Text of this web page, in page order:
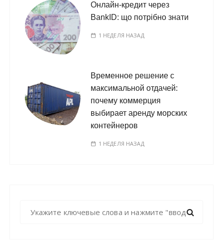
Онлайн-кредит через
BankID: що потрібно знати
1 НЕДЕЛЯ НАЗАД
Временное решение с
максимальной отдачей:
почему коммерция
выбирает аренду морских
контейнеров
1 НЕДЕЛЯ НАЗАД